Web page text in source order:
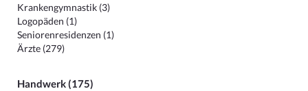
Krankengymnastik (3)
Logopäden (1)
Seniorenresidenzen (1)
Ärzte (279)
Handwerk (175)